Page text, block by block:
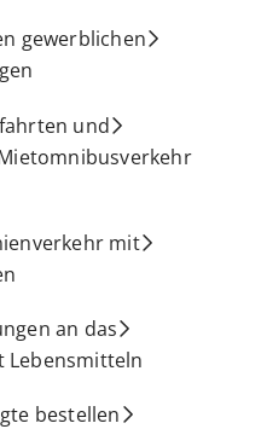
gewerblichen
und
mit
an das
Lebensmitteln
bestellen